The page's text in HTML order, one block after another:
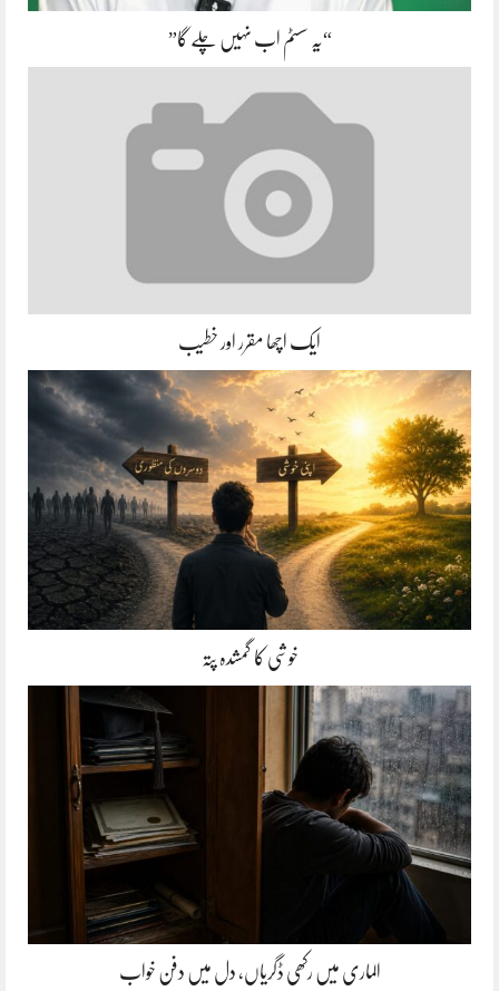
“یہ سسٹم اب نہیں چلے گا”
ایک اچھا مقرر اور خطیب
خوشی کا گمشدہ پتہ
الماری میں رکھی ڈگریاں، دل میں دفن خواب